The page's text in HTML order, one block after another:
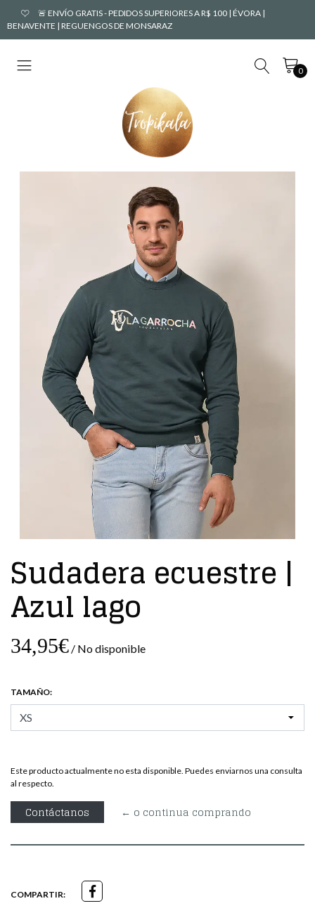
🚨 ENVÍO GRATIS - PEDIDOS SUPERIORES A R$ 100 | ÉVORA |
BENAVENTE | REGUENGOS DE MONSARAZ
0
Sudadera ecuestre |
Azul lago
34,95€ / No disponible
TAMAÑO:
Este producto actualmente no esta disponible. Puedes enviarnos una consulta
al respecto.
Contáctanos ← o continua comprando
COMPARTIR: